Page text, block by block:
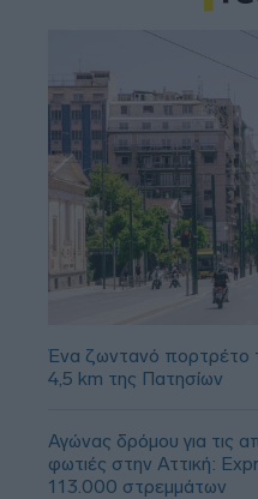
Ένα ζωντανό πορτρέτο
4,5 km της Πατησίων
Αγώνας δρόμου για τις
φωτιές στην Αττική:
113.000 στρεμμάτων